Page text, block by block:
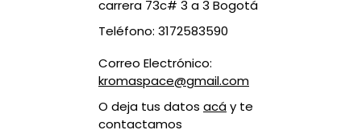
carrera 73c# 3 a 3 Bogotá
Teléfono: 3172583590
Correo Electrónico:
kromaspace@gmail.com
O deja tus datos acáy te
contactamos